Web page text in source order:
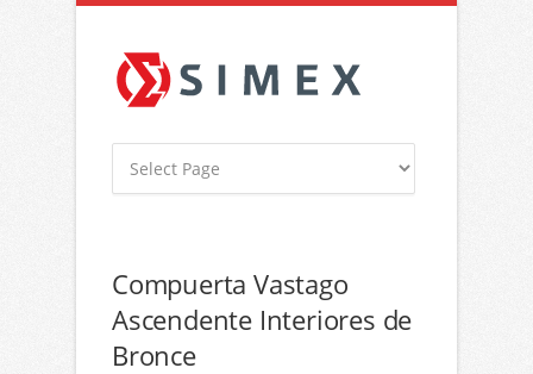
Compuerta Vastago
Ascendente Interiores de
Bronce